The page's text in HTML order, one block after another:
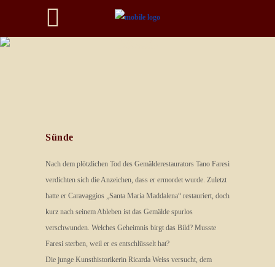
Sünde
Nach dem plötzlichen Tod des Gemälderestaurators Tano Faresi
verdichten sich die Anzeichen, dass er ermordet wurde. Zuletzt
hatte er Caravaggios „Santa Maria Maddalena“ restauriert, doch
kurz nach seinem Ableben ist das Gemälde spurlos
verschwunden. Welches Geheimnis birgt das Bild? Musste
Faresi sterben, weil er es entschlüsselt hat?
Die junge Kunsthistorikerin Ricarda Weiss versucht, dem